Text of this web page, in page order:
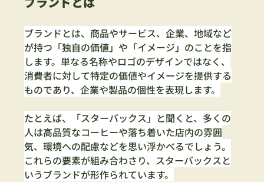
ブランドとは、商品やサービス、企業、地域など
が持つ「独自の価値」や「イメージ」のことを指
します。単なる名称やロゴのデザインではなく、
消費者に対して特定の価値やイメージを提供する
ものであり、企業や製品の個性を表現します。
たとえば、「スターバックス」と聞くと、多くの
人は高品質なコーヒーや落ち着いた店内の雰囲
気、環境への配慮などを思い浮かべるでしょう。
これらの要素が組み合わさり、スターバックスと
いうブランドが形作られています。